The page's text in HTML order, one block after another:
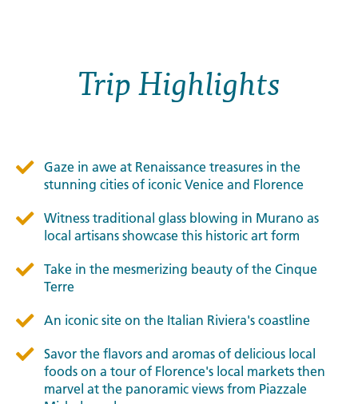
Trip Highlights
Gaze in awe at Renaissance treasures in the
stunning cities of iconic Venice and Florence
Witness traditional glass blowing in Murano as
local artisans showcase this historic art form
Take in the mesmerizing beauty of the Cinque
Terre
An iconic site on the Italian Riviera's coastline
Savor the flavors and aromas of delicious local
foods on a tour of Florence's local markets then
marvel at the panoramic views from Piazzale